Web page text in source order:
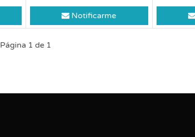
Notificarme
Página 1 de 1